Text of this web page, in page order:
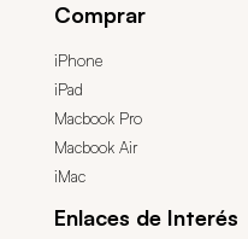
Comprar
iPhone
iPad
Macbook Pro
Macbook Air
iMac
Enlaces de Interés